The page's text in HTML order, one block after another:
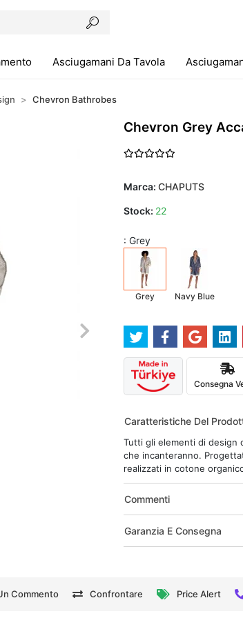
Asciugamani Da Tavola
Chevron Bathrobes
Chevron Grey
Marca: CHAPUTS
Stock: 22
: Grey
Grey Navy Blue
Consegna
Caratteristiche Del
Tutti gli elementi di design
che incanteranno.
realizzati in cotone
Commenti
Garanzia E Consegna
Commento Confrontare Price Alert